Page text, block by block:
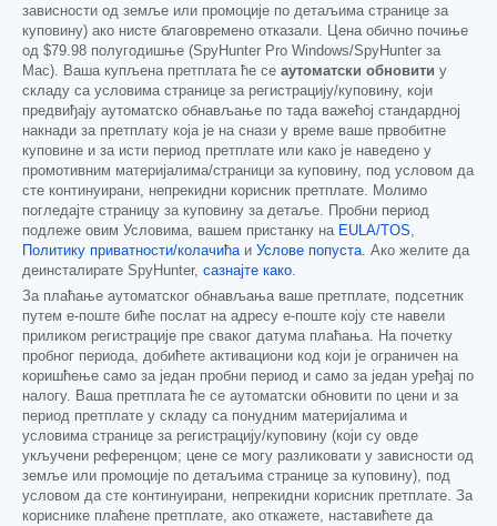
зависности од земље или промоције по детаљима странице за
куповину) ако нисте благовремено отказали. Цена обично почиње
од $79.98 полугодишње (SpyHunter Pro Windows/SpyHunter за
Mac). Ваша купљена претплата ће се аутоматски обновити у
складу са условима странице за регистрацију/куповину, који
предвиђају аутоматско обнављање по тада важећој стандардној
накнади за претплату која је на снази у време ваше првобитне
куповине и за исти период претплате или како је наведено у
промотивним материјалима/страници за куповину, под условом да
сте континуирани, непрекидни корисник претплате. Молимо
погледајте страницу за куповину за детаље. Пробни период
подлеже овим Условима, вашем пристанку на EULA/TOS
Политику приватности/колачића и Услове попуста . Ако желите да
деинсталирате SpyHunter, сазнајте како
За плаћање аутоматског обнављања ваше претплате, подсетник
путем е-поште биће послат на адресу е-поште коју сте навели
приликом регистрације пре сваког датума плаћања. На почетку
пробног периода, добићете активациони код који је ограничен на
коришћење само за један пробни период и само за један уређај по
налогу. Ваша претплата ће се аутоматски обновити по цени и за
период претплате у складу са понудним материјалима и
условима странице за регистрацију/куповину (који су овде
укључени референцом; цене се могу разликовати у зависности од
земље или промоције по детаљима странице за куповину), под
условом да сте континуирани, непрекидни корисник претплате. За
кориснике плаћене претплате, ако откажете, наставићете да